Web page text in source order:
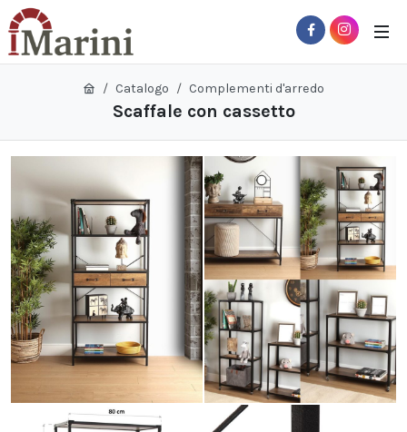
Menu
Catalogo Complementi d'arredo
Scaffale con cassetto